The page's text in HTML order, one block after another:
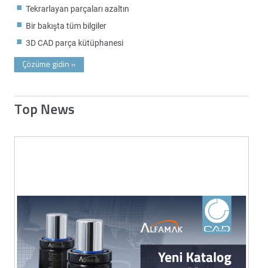
Tekrarlayan parçaları azaltın
Bir bakışta tüm bilgiler
3D CAD parça kütüphanesi
Çözüme gidin »
Top News